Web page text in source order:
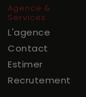
Agence &
Services
L'agence
Contact
Estimer
Recrutement